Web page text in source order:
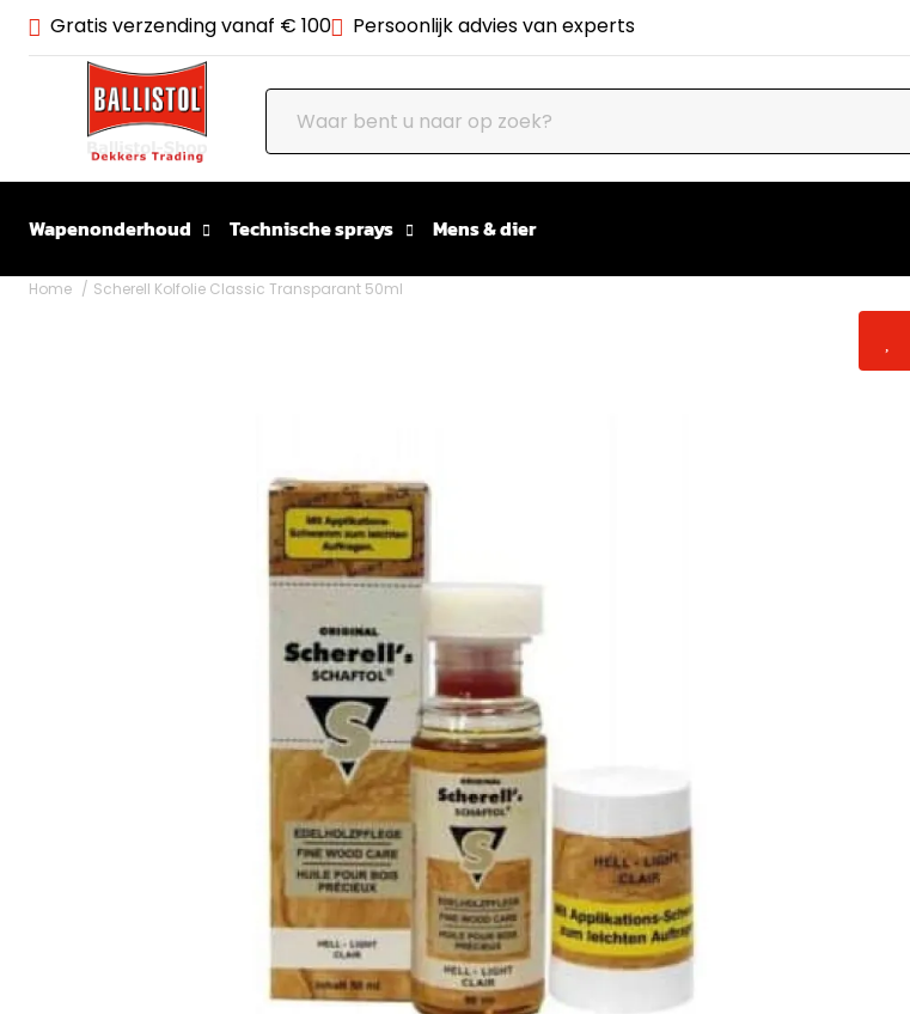
Gratis verzending vanaf € 100 Persoonlijk advies van experts
Wapenonderhoud Technische sprays Mens & dier
Home Scherell Kolfolie Classic Transparant 50ml